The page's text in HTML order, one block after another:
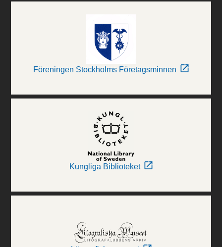
Föreningen Stockholms Företagsminnen
Kungliga Biblioteket